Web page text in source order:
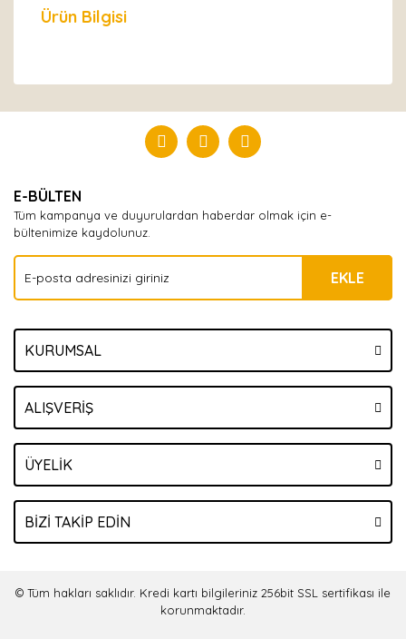
Ürün Bilgisi
Yorum Yaz
E-BÜLTEN
Tüm kampanya ve duyurulardan haberdar olmak için e-
bültenimize kaydolunuz.
EKLE
KURUMSAL
ALIŞVERİŞ
ÜYELİK
BİZİ TAKİP EDİN
© Tüm hakları saklıdır. Kredi kartı bilgileriniz 256bit SSL sertifikası ile
korunmaktadır.